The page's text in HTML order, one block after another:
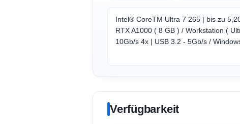
Intel® CoreTM Ultra 7 265 | bis zu
RTX A1000 ( 8 GB ) / Workstation (
10Gb/s 4x | USB 3.2 - 5Gb/s /
Verfügbarkeit